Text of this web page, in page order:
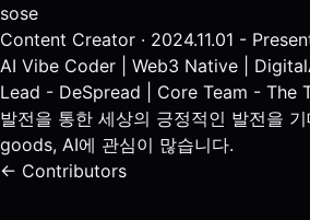
sose
Content Creator · 2024.11.01 -
AI Vibe Coder | Web3 Native |
Lead - DeSpread | Core Team - The
발전을 통한 세상의 긍정적인 발전을
goods, AI에 관심이 많습니다.
← Contributors